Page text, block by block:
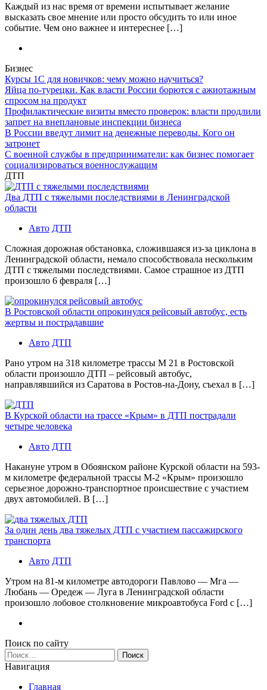
Каждый из нас время от времени испытывает желание
высказать свое мнение или просто обсудить то или иное
событие. Чем оно важнее и интереснее […]
Бизнес
Курсы 1С для новичков: чему можно научиться?
Яйца по-турецки. Как власти России борются с ажиотажным
спросом на продукт
Профилактические визиты вместо проверок: власти продлили
запрет на внеплановые инспекции бизнеса
В России введут лимит на денежные переводы. Кого он
затронет
С военной службы в предприниматели: как бизнес помогает
социализироваться военнослужащим
ДТП
Два ДТП с тяжелыми последствиями в Ленинградской
области
Авто ДТП
Сложная дорожная обстановка, сложившаяся из-за циклона в
Ленинградской области, немало способствовала нескольким
ДТП с тяжелыми последствиями. Самое страшное из ДТП
произошло 6 февраля […]
В Ростовской области опрокинулся рейсовый автобус, есть
жертвы и пострадавшие
Авто ДТП
Рано утром на 318 километре трассы М 21 в Ростовской
области произошло ДТП – рейсовый автобус,
направлявшийся из Саратова в Ростов-на-Дону, съехал в […]
В Курской области на трассе «Крым» в ДТП пострадали
четыре человека
Авто ДТП
Накануне утром в Обоянском районе Курской области на 593-
м километре федеральной трассы М-2 «Крым» произошло
серьезное дорожно-транспортное происшествие с участием
двух автомобилей. В […]
За один день два тяжелых ДТП с участием пассажирского
транспорта
Авто ДТП
Утром на 81-м километре автодороги Павлово — Мга —
Любань — Оредеж — Луга в Ленинградской области
произошло лобовое столкновение микроавтобуса Ford с […]
Поиск по сайту
Найти:
Навигация
Главная